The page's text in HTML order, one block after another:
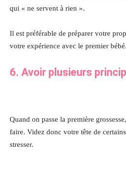
qui « ne servent à rien ».
Il est préférable de préparer votre
votre expérience avec le premier bébé.
6. Avoir plusieurs
Quand on passe la première
faire. Videz donc votre tête de
stresser.